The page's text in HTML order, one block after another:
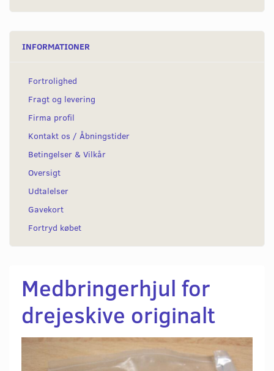
INFORMATIONER
Fortrolighed
Fragt og levering
Firma profil
Kontakt os / Åbningstider
Betingelser & Vilkår
Oversigt
Udtalelser
Gavekort
Fortryd købet
Medbringerhjul for
drejeskive originalt